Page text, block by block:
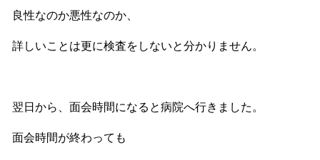
良性なのか悪性なのか、
詳しいことは更に検査をしないと分かりません。
翌日から、面会時間になると病院へ行きました。
面会時間が終わっても